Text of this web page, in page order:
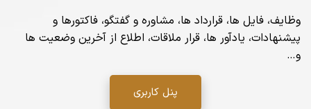
وظایف، فایل ها، قرارداد ها، مشاوره و گفتگو، فاکتورها و
پیشنهادات، یادآور ها، قرار ملاقات، اطلاع از آخرین وضعیت ها
و…
پنل کاربری